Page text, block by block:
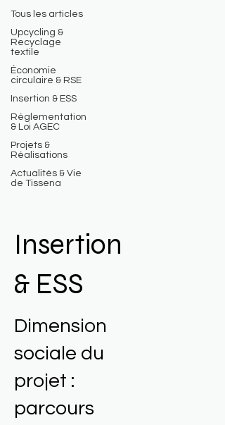
Tous les articles
Upcycling &
Recyclage
textile
Économie
circulaire & RSE
Insertion & ESS
Réglementation
& Loi AGEC
Projets &
Réalisations
Actualités & Vie
de Tissena
Insertion
& ESS
Dimension
sociale du
projet :
parcours